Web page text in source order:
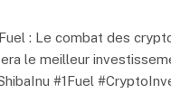
: Le combat des
le meilleur
#1Fuel